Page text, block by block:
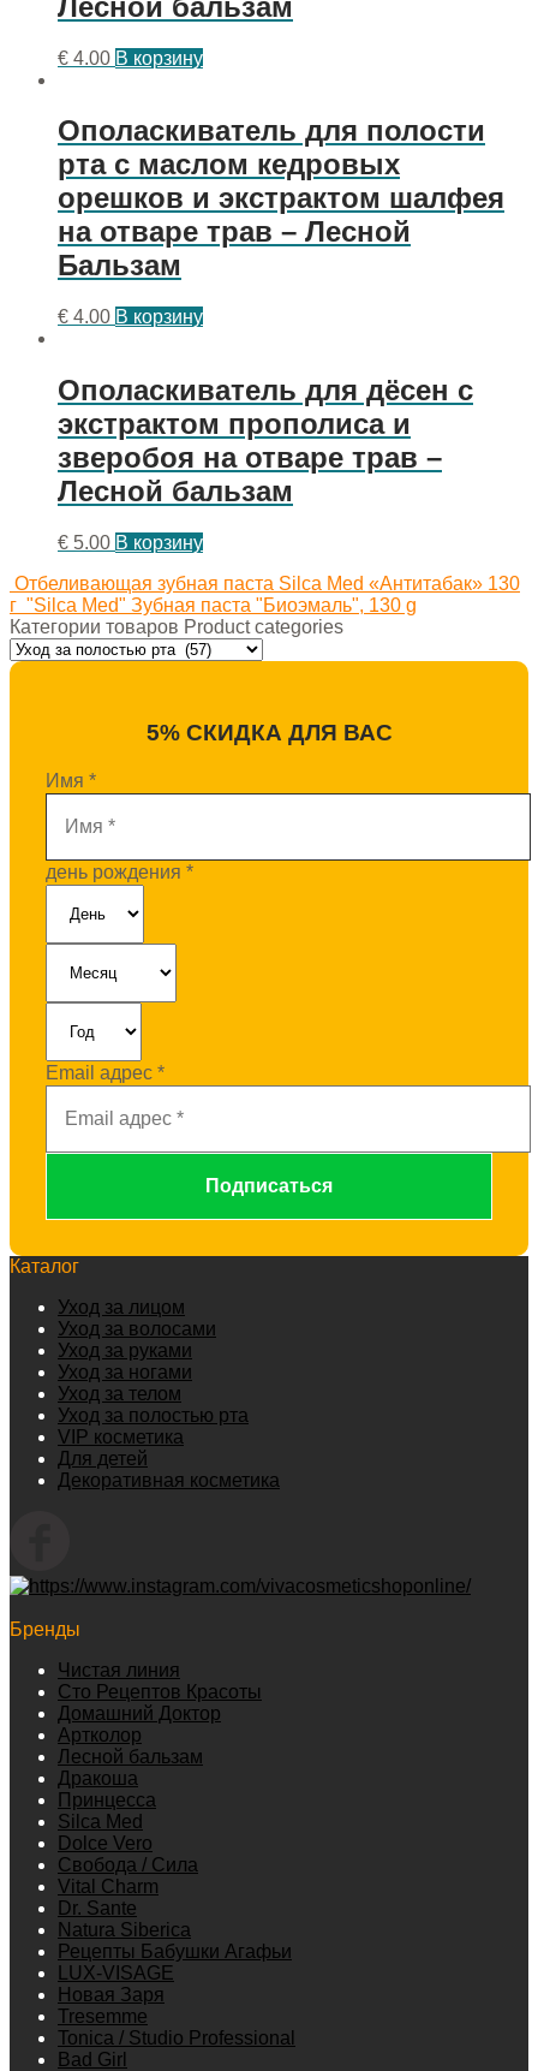
€ 4.00 В корзину
Ополаскиватель для полости
рта с маслом кедровых
орешков и экстрактом шалфея
на отваре трав – Лесной
Бальзам
€ 4.00 В корзину
Ополаскиватель для дёсен с
экстрактом прополиса и
зверобоя на отваре трав –
Лесной бальзам
€ 5.00 В корзину
Отбеливающая зубная паста Silca Med «Антитабак» 130
г "Silca Med" Зубная паста "Биоэмаль", 130 g
Категории товаров Product categories
5% СКИДКА ДЛЯ ВАС
Имя *
день рождения *
Email адрес *
Каталог
Уход за лицом
Уход за волосами
Уход за руками
Уход за ногами
Уход за телом
Уход за полостью рта
VIP косметика
Для детей
Декоративная косметика
Бренды
Чистая линия
Сто Рецептов Красоты
Домашний Доктор
Артколор
Лесной бальзам
Дракоша
Принцесса
Silca Med
Dolce Vero
Свобода / Сила
Vital Charm
Dr. Sante
Natura Siberica
Рецепты Бабушки Агафьи
LUX-VISAGE
Новая Заря
Tresemme
Tonica / Studio Professional
Bad Girl